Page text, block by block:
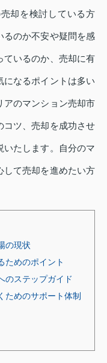
却を検討している方
るのか不安や疑問を感
ているのか、売却に有
になるポイントは多い
アのマンション売却市
コツ、売却を成功させ
いたします。自分のマ
して売却を進めたい方
の現状
ためのポイント
のステップガイド
ためのサポート体制